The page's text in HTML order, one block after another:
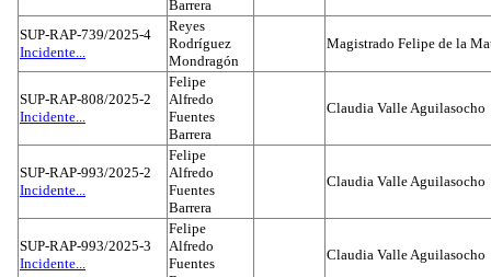
Barrera
SUP-RAP-739/2025-4
Incidente...
Reyes
Rodríguez
Mondragón
Magistrado Felipe de la
SUP-RAP-808/2025-2
Incidente...
Felipe
Alfredo
Fuentes
Barrera
Claudia Valle Aguilasocho
SUP-RAP-993/2025-2
Incidente...
Felipe
Alfredo
Fuentes
Barrera
Claudia Valle Aguilasocho
SUP-RAP-993/2025-3
Incidente...
Felipe
Alfredo
Fuentes
Claudia Valle Aguilasocho